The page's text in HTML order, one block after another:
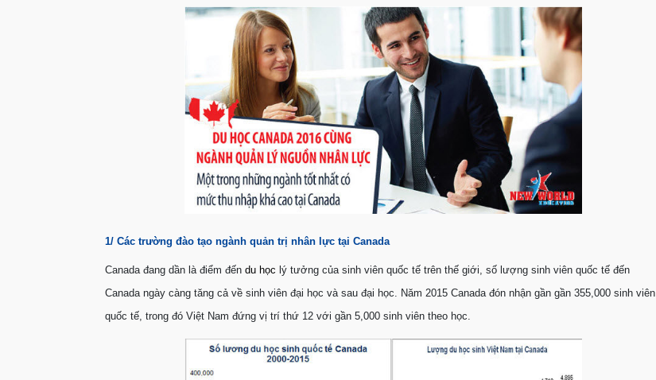
1/ Các trường đào tạo ngành quản trị nhân lực tại Canada
Canada đang dần là điểm đến du học lý tưởng của sinh viên quốc tế trên thế giới, số lượng sinh viên quốc tế đến
Canada ngày càng tăng cả về sinh viên đại học và sau đại học. Năm 2015 Canada đón nhận gần gần 355,000 sinh viên
quốc tế, trong đó Việt Nam đứng vị trí thứ 12 với gần 5,000 sinh viên theo học.